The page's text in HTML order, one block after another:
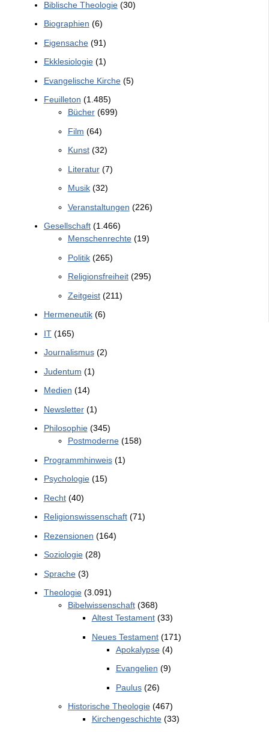
Biblische Theologie(30)
Biographien (6)
Eigensache(91)
Ekklesiologie(1)
Evangelische Kirche(5)
Feuilleton (1.485)
Bücher(699)
Film (64)
Kunst(32)
Literatur(7)
Musik(32)
Veranstaltungen (226)
Gesellschaft(1.466)
Menschenrechte(19)
Politik(265)
Religionsfreiheit(295)
Zeitgeist(211)
Hermeneutik(6)
IT(165)
Journalismus(2)
Judentum (1)
Medien (14)
Newsletter(1)
Philosophie(345)
Postmoderne(158)
Programmhinweis(1)
Psychologie(15)
Recht(40)
Religionswissenschaft(71)
Rezensionen (164)
Soziologie(28)
Sprache(3)
Theologie(3.091)
Bibelwissenschaft(368)
Altest Testament(33)
Neues Testament(171)
Apokalypse(4)
Evangelien (9)
Paulus(26)
Historische Theologie(467)
Kirchengeschichte(33)